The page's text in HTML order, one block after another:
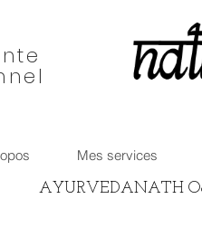
Mes services
AYURVEDANATH